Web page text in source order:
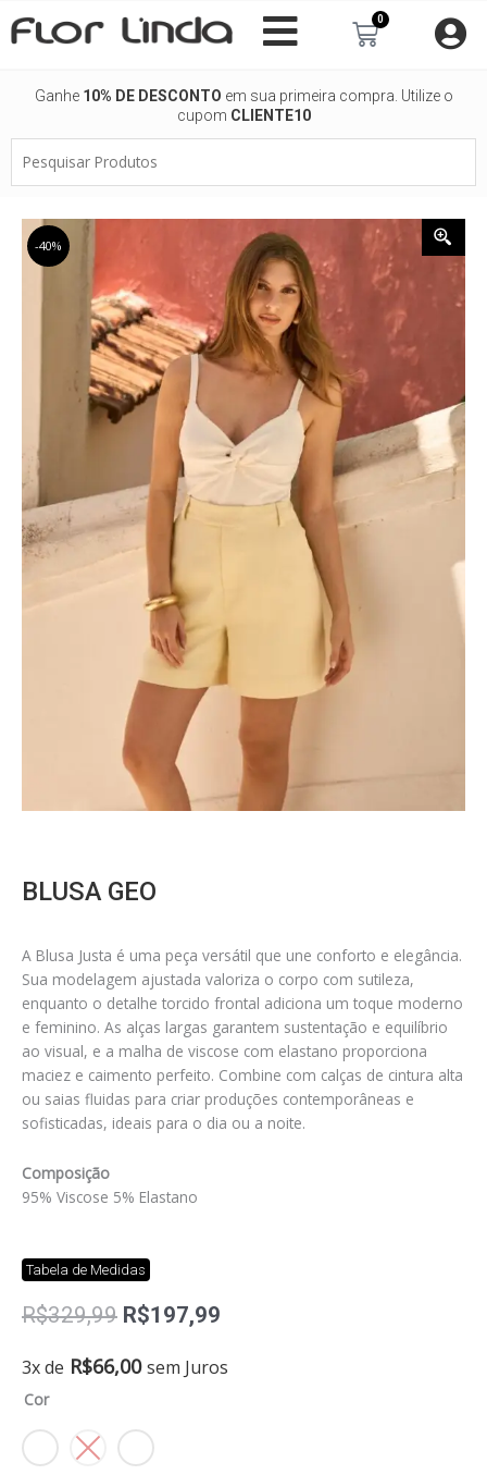
para
0
Carrinho
Ganhe 10% DE DESCONTO em sua primeira compra. Utilize o
cupom CLIENTE10
Produtos
-40%
BLUSA GEO
A Blusa Justa é uma peça versátil que une conforto e elegância.
Sua modelagem ajustada valoriza o corpo com sutileza,
enquanto o detalhe torcido frontal adiciona um toque moderno
e feminino. As alças largas garantem sustentação e equilíbrio
ao visual, e a malha de viscose com elastano proporciona
maciez e caimento perfeito. Combine com calças de cintura alta
ou saias fluidas para criar produções contemporâneas e
sofisticadas, ideais para o dia ou a noite.
Composição
95% Viscose 5% Elastano
Tabela de Medidas
R$329,99 O
original
R$197,99
atual
3x de R$66,00 sem Juros
Cor
Blusa
quantidade